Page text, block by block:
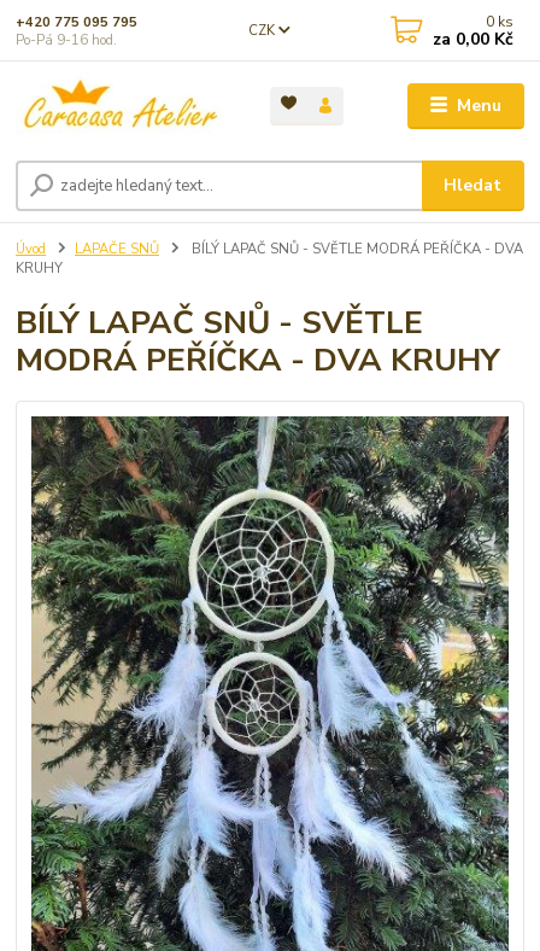
Menu
CZK
Hledat
+420 775 095 795
Po-Pá 9-16 hod.
0 ks
za 0,00 Kč
Úvod LAPAČE SNŮ
BÍLÝ LAPAČ SNŮ - SVĚTLE MODRÁ PEŘÍČKA - DVA
KRUHY
BÍLÝ LAPAČ SNŮ - SVĚTLE
MODRÁ PEŘÍČKA - DVA KRUHY